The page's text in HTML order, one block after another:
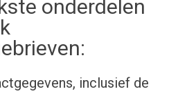
onderdelen
inclusief de